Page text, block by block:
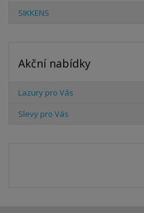
SIKKENS
Akční nabídky
Lazury pro Vás
Slevy pro Vás